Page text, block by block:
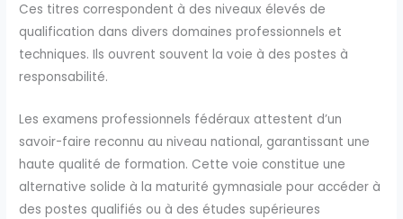
Ces titres correspondent à des niveaux élevés de
qualification dans divers domaines professionnels et
techniques. Ils ouvrent souvent la voie à des postes à
responsabilité.
Les examens professionnels fédéraux attestent d’un
savoir-faire reconnu au niveau national, garantissant une
haute qualité de formation. Cette voie constitue une
alternative solide à la maturité gymnasiale pour accéder à
des postes qualifiés ou à des études supérieures